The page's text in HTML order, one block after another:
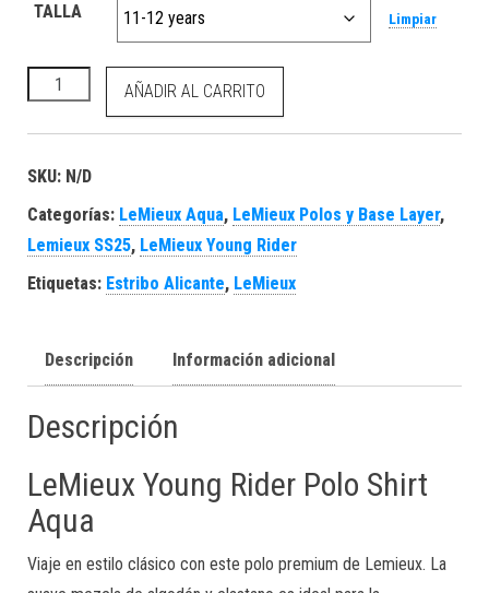
TALLA Limpiar
Young Rider Polo Shirt Aqua cantidad
AÑADIR AL CARRITO
SKU: N/D
Categorías: LeMieux Aqua, LeMieux Polos y Base Layer,
Lemieux SS25, LeMieux Young Rider
Etiquetas: Estribo Alicante, LeMieux
Descripción Información adicional
Descripción
LeMieux Young Rider Polo Shirt
Aqua
Viaje en estilo clásico con este polo premium de Lemieux. La